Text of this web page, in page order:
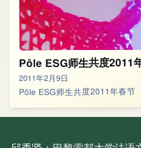
Pôle ESG师生共度2011
2011年2月9日
Pôle ESG师生共度2011年春节